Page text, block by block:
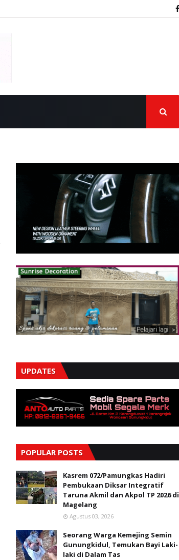
UPDATES
POPULAR POSTS
Kasrem 072/Pamungkas Hadiri
Pembukaan Diksar Integratif
Taruna Akmil dan Akpol TP 2026 di
Magelang
Agustus 03, 2026
Seorang Warga Kemejing Semin
Gunungkidul, Temukan Bayi Laki-
laki di Dalam Tas